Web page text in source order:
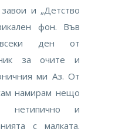
и „Детство
фон. Във
ден от
за очите и
ми Аз. От
намирам нещо
нетипично и
с малката.